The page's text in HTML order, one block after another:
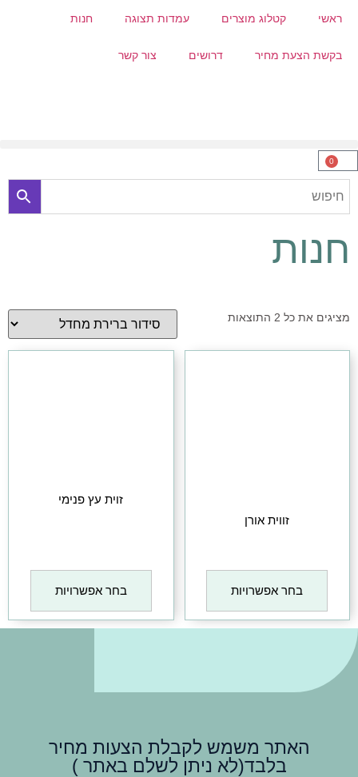
ראשי קטלוג מוצרים עמדות תצוגה חנות
בקשת הצעת מחיר דרושים צור קשר
0
חנות
מציגים את כל ⁦2⁩ התוצאות
זווית אורן
בחר אפשרויות
זוית עץ פנימי
בחר אפשרויות
האתר משמש לקבלת הצעות מחיר
בלבד(לא ניתן לשלם באתר )